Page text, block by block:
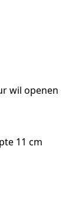
wil openen
11 cm